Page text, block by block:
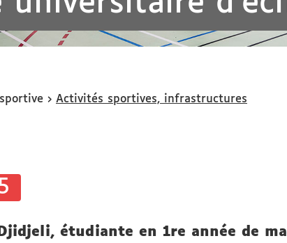
Activités sportives, infrastructures
étudiante en 1re année de